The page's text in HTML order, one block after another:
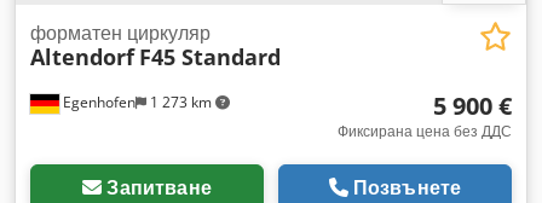
Egenhofen 1 273 km
форматен циркуляр
Altendorf F45 Standard
5 900 €
Фиксирана цена без ДДС
Запитване Позвънете